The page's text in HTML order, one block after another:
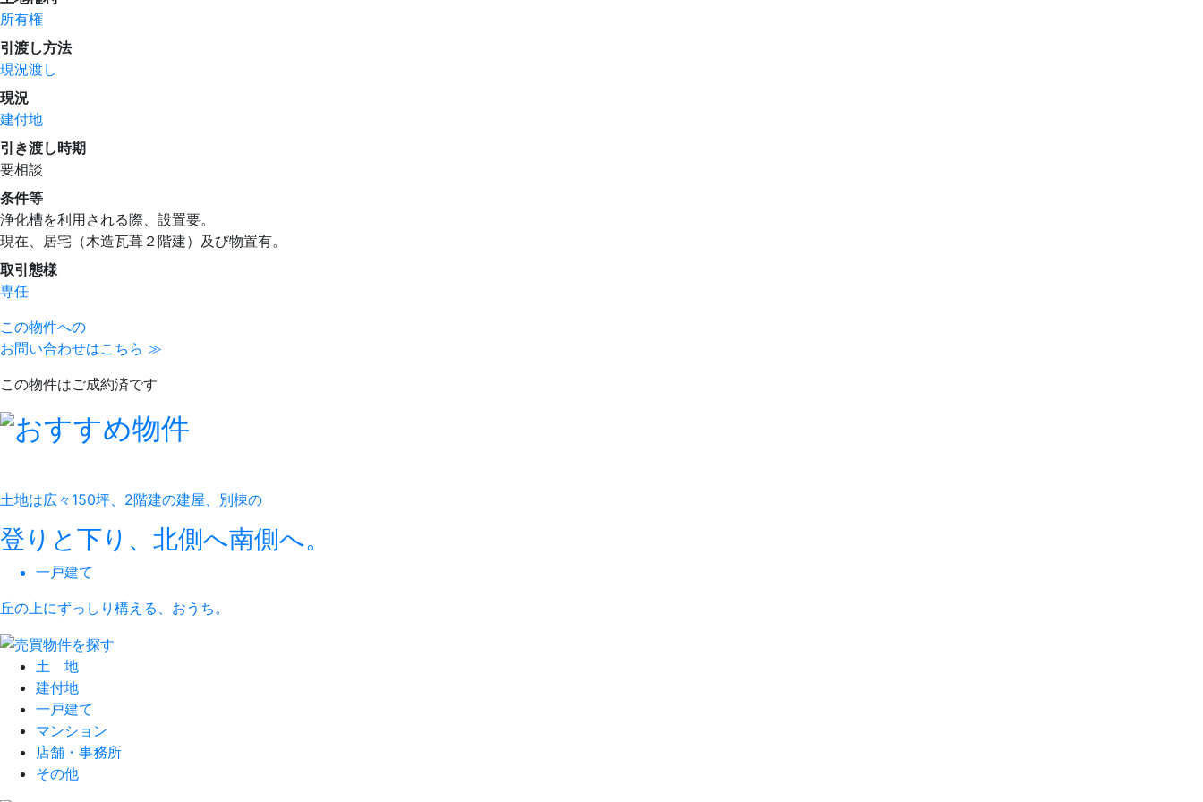
所有権
引渡し方法
現況渡し
現況
建付地
引き渡し時期
要相談
条件等
浄化槽を利用される際、設置要。
現在、居宅（木造瓦葺２階建）及び物置有。
取引態様
専任
この物件への
お問い合わせはこちら ≫
この物件はご成約済です
土地は広々150坪、2階建の建屋、別棟の
登りと下り、北側へ南側へ。
一戸建て
丘の上にずっしり構える、おうち。
土 地
建付地
一戸建て
マンション
店舗・事務所
その他